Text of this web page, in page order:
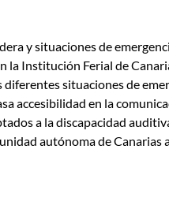
y situaciones de
Institución Ferial de
situaciones de
accesibilidad en la
a la discapacidad
autónoma de Canarias